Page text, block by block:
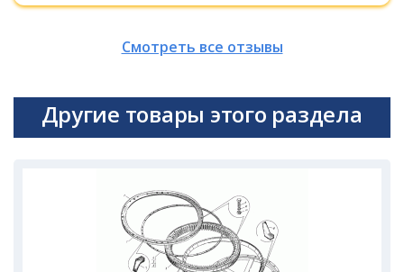
Смотреть все отзывы
Другие товары этого раздела